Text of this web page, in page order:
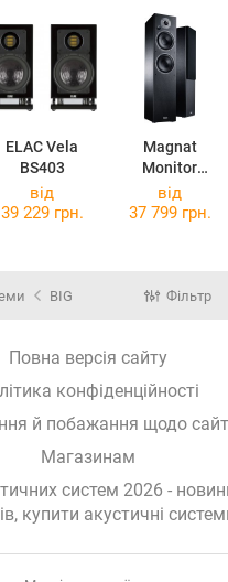
ELAC Vela
BS403
Magnat
Monitor
Reference 5A
від
39 229 грн.
від
37 799 грн.
BIG Фільтр
Повна версія сайту
конфіденційності
й побажання щодо
Магазинам
систем 2026 -
купити акустичні